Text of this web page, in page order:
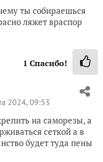
ты собираешься
ляжет враспор
1 Спасибо!
2024, 09:53
на саморезы, а
сеткой а в
будет туда пены